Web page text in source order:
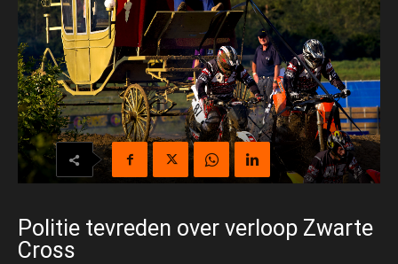
Politie tevreden over verloop Zwarte
Cross